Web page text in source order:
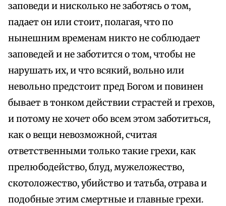
заповеди и нисколько не заботясь о том,
падает он или стоит, полагая, что по
нынешним временам никто не соблюдает
заповедей и не заботится о том, чтобы не
нарушать их, и что всякий, вольно или
невольно предстоит пред Богом и повинен
бывает в тонком действии страстей и грехов,
и потому не хочет обо всем этом заботиться,
как о вещи невозможной, считая
ответственными только такие грехи, как
прелюбодейство, блуд, мужеложество,
скотоложество, убийство и татьба, отрава и
подобные этим смертные и главные грехи.